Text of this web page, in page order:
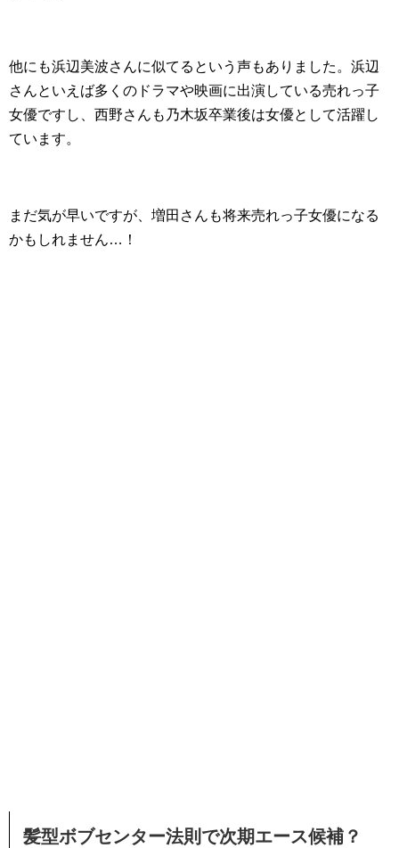
他にも浜辺美波さんに似てるという声もありました。浜辺
さんといえば多くのドラマや映画に出演している売れっ子
女優ですし、西野さんも乃木坂卒業後は女優として活躍し
ています。
まだ気が早いですが、増田さんも将来売れっ子女優になる
かもしれません…！
髪型ボブセンター法則で次期エース候補？